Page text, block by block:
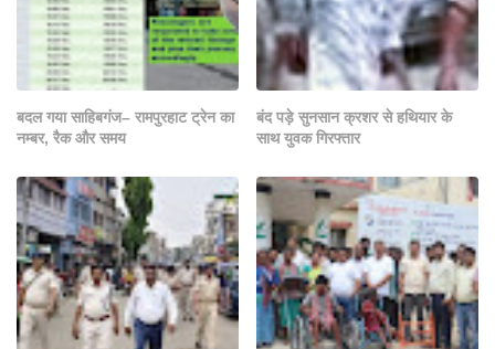
बदल गया साहिबगंज– रामपुरहाट ट्रेन का
नम्बर, रैक और समय
बंद पड़े सुनसान क्रशर से हथियार के
साथ युवक गिरफ्तार